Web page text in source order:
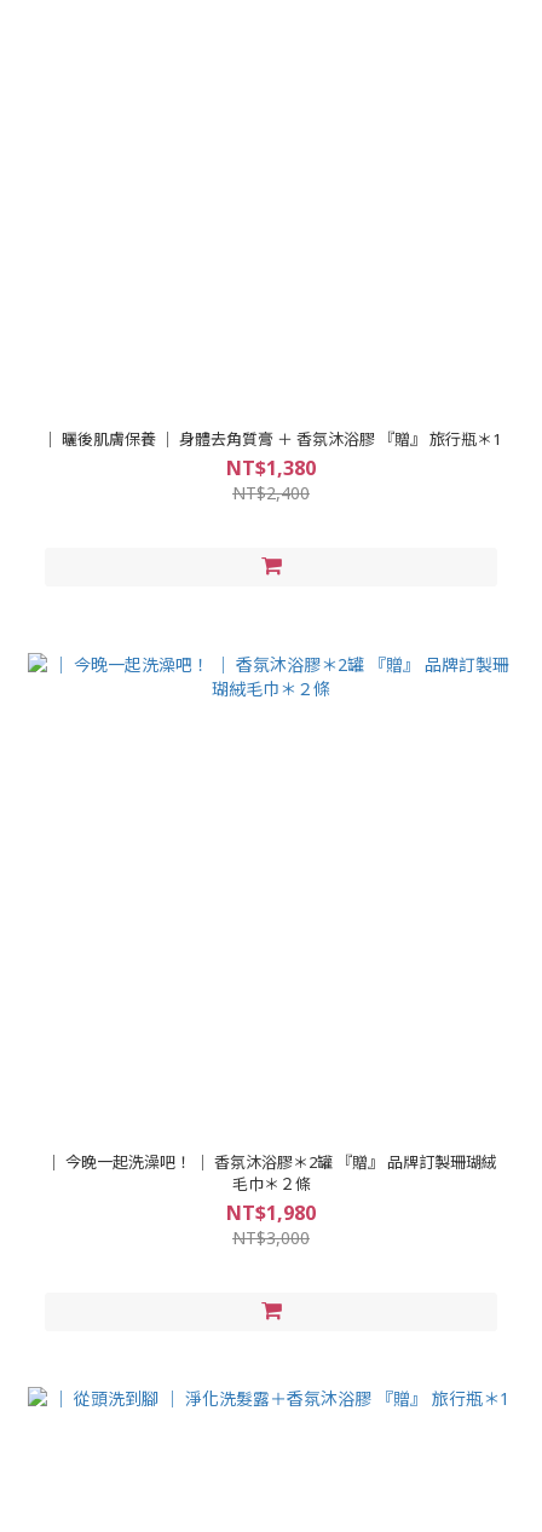
｜ 曬後肌膚保養 ｜ 身體去角質膏 ＋ 香氛沐浴膠 『贈』 旅行瓶＊1
NT$1,380
NT$2,400
｜ 今晚一起洗澡吧！ ｜ 香氛沐浴膠＊2罐 『贈』 品牌訂製珊瑚絨
毛巾＊２條
NT$1,980
NT$3,000